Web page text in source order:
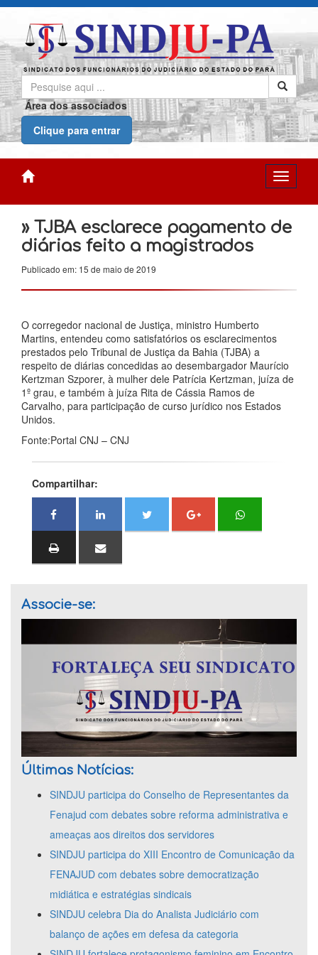
Área dos associados
Clique para entrar
» TJBA esclarece pagamento de
diárias feito a magistrados
Publicado em: 15 de maio de 2019
O corregedor nacional de Justiça, ministro Humberto
Martins, entendeu como satisfatórios os esclarecimentos
prestados pelo Tribunal de Justiça da Bahia (TJBA) a
respeito de diárias concedidas ao desembargador Maurício
Kertzman Szporer, à mulher dele Patrícia Kertzman, juíza de
1º grau, e também à juíza Rita de Cássia Ramos de
Carvalho, para participação de curso jurídico nos Estados
Unidos.
Fonte:Portal CNJ – CNJ
Compartilhar:
Associe-se:
Últimas Notícias:
SINDJU participa do Conselho de Representantes da
Fenajud com debates sobre reforma administrativa e
ameaças aos direitos dos servidores
SINDJU participa do XIII Encontro de Comunicação da
FENAJUD com debates sobre democratização
midiática e estratégias sindicais
SINDJU celebra Dia do Analista Judiciário com
balanço de ações em defesa da categoria